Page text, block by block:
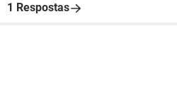
1 Respostas